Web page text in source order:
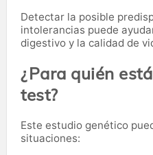
Detectar la posible
intolerancias puede
digestivo y la calidad de
¿Para quién
test?
Este estudio genético
situaciones: